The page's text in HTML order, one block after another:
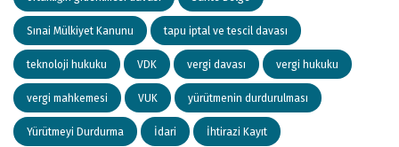
Sınai Mülkiyet Kanunu tapu iptal ve tescil davası
teknoloji hukuku VDK vergi davası vergi hukuku
vergi mahkemesi VUK yürütmenin durdurulması
Yürütmeyi Durdurma İdari İhtirazi Kayıt